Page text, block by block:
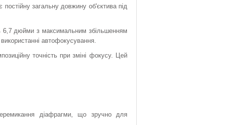
загальну довжину об'єктива під
6,7 дюйми з максимальним збільшенням
автофокусування.
точність при зміні фокусу. Цей
діафрагми, що зручно для